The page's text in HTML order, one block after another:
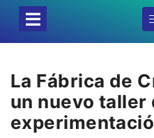
La Fábrica de
un nuevo